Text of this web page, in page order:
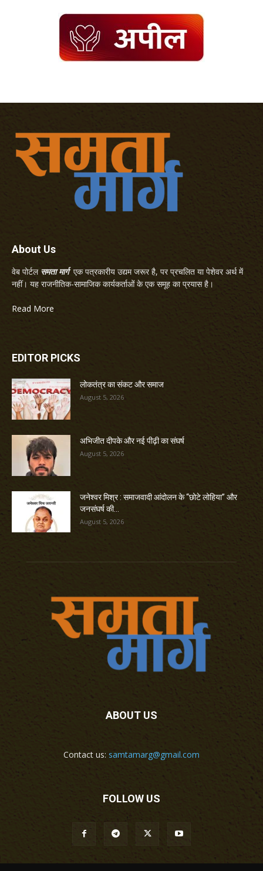
About Us
वेब पोर्टल समता मार्गएक पत्रकारीय उद्यम जरूर है, पर प्रचलित या पेशेवर अर्थ में
नहीं। यह राजनीतिक-सामाजिक कार्यकर्ताओं के एक समूह का प्रयास है।
Read More
EDITOR PICKS
लोकतंत्र का संकट और समाज
August 5, 2026
अभिजीत दीपके और नई पीढ़ी का संघर्ष
August 5, 2026
जनेश्वर मिश्र : समाजवादी आंदोलन के “छोटे लोहिया” और
जनसंघर्ष की...
August 5, 2026
ABOUT US
Contact us: samtamarg@gmail.com
FOLLOW US